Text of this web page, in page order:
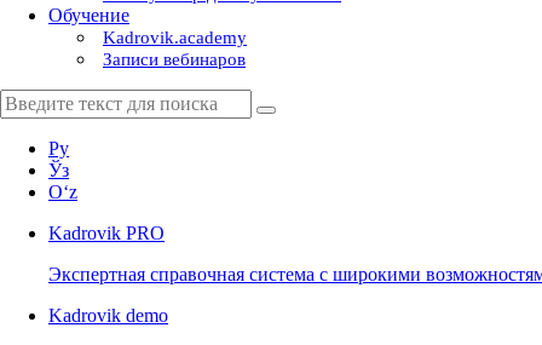
Обучение
Kadrovik.academy
Записи вебинаров
Ру
Ўз
Oʻz
Kadrovik PRO
Экспертная справочная система с широкими
Kadrovik demo